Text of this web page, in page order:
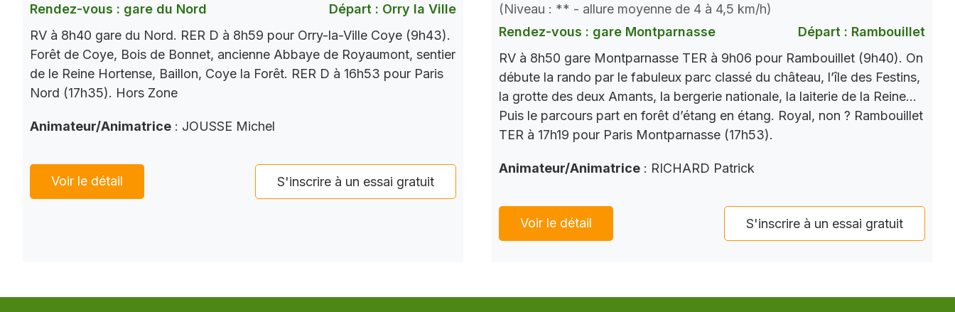
Rendez-vous : gare du Nord
Départ : Orry la Ville
RV à 8h40 gare du Nord. RER D à 8h59 pour Orry-la-Ville Coye (9h43).
Forêt de Coye, Bois de Bonnet, ancienne Abbaye de Royaumont, sentier
de le Reine Hortense, Baillon, Coye la Forêt. RER D à 16h53 pour Paris
Nord (17h35). Hors Zone
Animateur/Animatrice : JOUSSE Michel
Voir le détail S'inscrire à un essai gratuit
(Niveau : ** - allure moyenne de 4 à 4,5 km/h)
Rendez-vous : gare Montparnasse
Départ : Rambouillet
RV à 8h50 gare Montparnasse TER à 9h06 pour Rambouillet (9h40). On
débute la rando par le fabuleux parc classé du château, l’île des Festins,
la grotte des deux Amants, la bergerie nationale, la laiterie de la Reine…
Puis le parcours part en forêt d’étang en étang. Royal, non ? Rambouillet
TER à 17h19 pour Paris Montparnasse (17h53).
Animateur/Animatrice : RICHARD Patrick
Voir le détail S'inscrire à un essai gratuit